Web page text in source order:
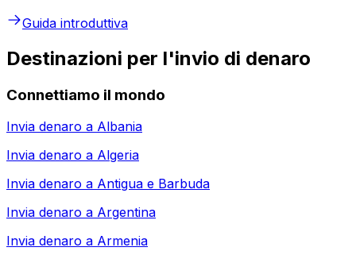
Guida introduttiva
Destinazioni per l'invio di denaro
Connettiamo il mondo
Invia denaro a Albania
Invia denaro a Algeria
Invia denaro a Antigua e Barbuda
Invia denaro a Argentina
Invia denaro a Armenia